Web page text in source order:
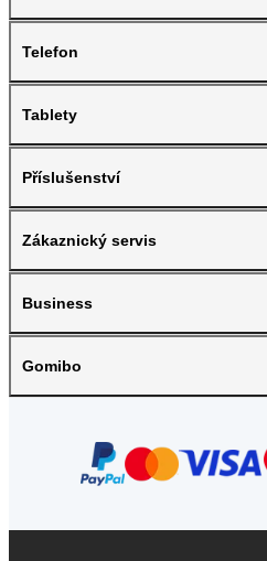
Telefon
Tablety
Příslušenství
Zákaznický servis
Business
Gomibo